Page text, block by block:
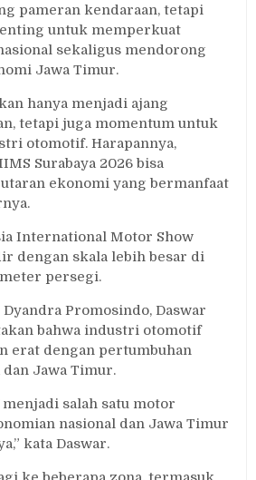
pameran kendaraan, tetapi
untuk memperkuat
sekaligus mendorong
Jawa Timur.
hanya menjadi ajang
tetapi juga momentum untuk
otomotif. Harapannya,
Surabaya 2026 bisa
ekonomi yang bermanfaat
International Motor Show
dengan skala lebih besar di
meter persegi.
Promosindo, Daswar
bahwa industri otomotif
erat dengan pertumbuhan
Jawa Timur.
salah satu motor
nasional dan Jawa Timur
kata Daswar.